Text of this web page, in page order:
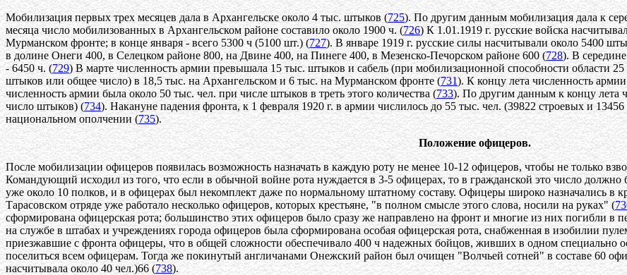
Мобилизация первых трех месяцев дала в Архангельске около 4 тыс. штыков (725). По другим данным мобилизация дала к
месяца число мобилизованных в Архангельском районе составило около 1900 ч. (726) К 1.01.1919 г. русские войска
Мурманском фронте; в конце января - всего 5300 ч (5100 шт.) (727). В январе 1919 г. русские силы насчитывали около 5400
в долине Онеги 400, в Селецком районе 800, на Двине 400, на Пинеге 400, в Мезенско-Печорском районе 600 (728). В
- 6450 ч. (729) В марте численность армии превышала 15 тыс. штыков и сабель (при мобилизационной способности области 25
штыков или общее число) в 18,5 тыс. на Архангельском и 6 тыс. на Мурманском фронте (731). К концу лета численность
численность армии была около 50 тыс. чел. при числе штыков в треть этого количества (733). По другим данным к концу лета
число штыков) (734). Накануне падения фронта, к 1 февраля 1920 г. в армии числилось до 55 тыс. чел. (39822 строевых и
национальном ополчении (735).
Положение офицеров.
После мобилизации офицеров появилась возможность назначать в каждую роту не менее 10-12 офицеров, чтобы не только
Командующий исходил из того, что если в обычной войне рота нуждается в 3-5 офицерах, то в гражданской это число
уже около 10 полков, и в офицерах был некомплект даже по нормальному штатному составу. Офицеры широко назначались в
Тарасовском отряде уже работало несколько офицеров, которых крестьяне, "в полном смысле этого слова, носили на руках" (
сформирована офицерская рота; большинство этих офицеров было сразу же направлено на фронт и многие из них погибли в
на службе в штабах и учреждениях города офицеров была сформирована особая офицерская рота, снабженная в изобилии
приезжавшие с фронта офицеры, что в общей сложности обеспечивало 400 ч надежных бойцов, живших в одном специально
поселиться всем офицерам. Тогда же покинутый англичанами Онежский район был очищен "Волчьей сотней" в составе 60
насчитывала около 40 чел.)66 (738).